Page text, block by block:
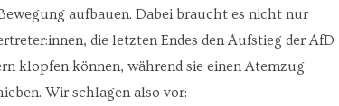
aufbauen. Dabei braucht es nicht nur
die letzten Endes den Aufstieg der AfD
klopfen können, während sie einen Atemzug
Wir schlagen also vor: